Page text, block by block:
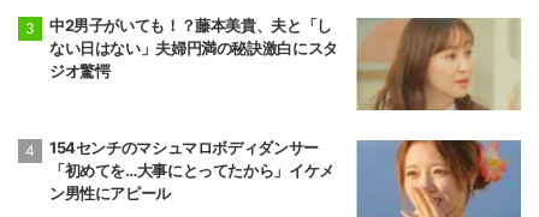
中2男子がいても！？藤本美貴、夫と「し
ない日はない」夫婦円満の秘訣激白にスタ
ジオ驚愕
154センチのマシュマロボディダンサー
「初めてを…大事にとってたから」イケメ
ン男性にアピール